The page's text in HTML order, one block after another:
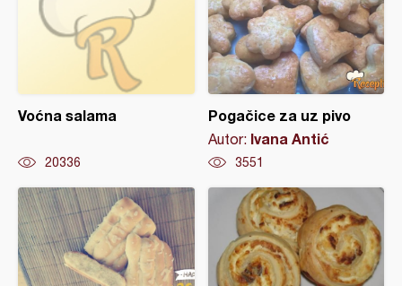
Voćna salama
20336
Pogačice za uz pivo
Autor: Ivana Antić
3551